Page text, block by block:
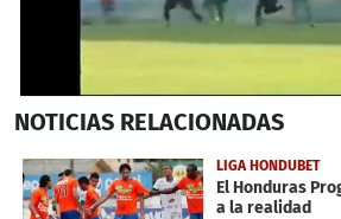
seconds
27
seconds
NOTICIAS RELACIONADAS
LIGA HONDUBET
El Honduras
a la realidad